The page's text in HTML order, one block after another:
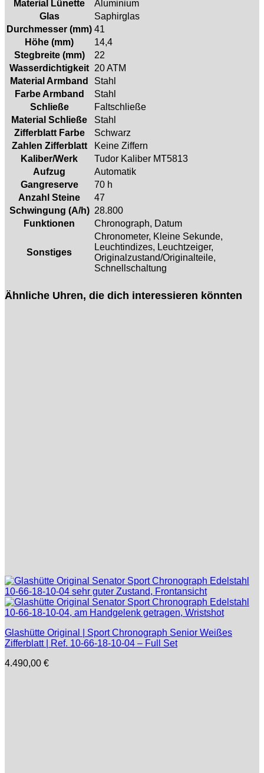
Material Lünette
Aluminium
Glas
Saphirglas
Durchmesser (mm) 41
Höhe (mm)
14,4
Stegbreite (mm)
22
Wasserdichtigkeit 20 ATM
Material Armband
Stahl
Farbe Armband
Stahl
Schließe
Faltschließe
Material Schließe
Stahl
Zifferblatt Farbe
Schwarz
Zahlen Zifferblatt
Keine Ziffern
Kaliber/Werk
Tudor Kaliber MT5813
Aufzug
Automatik
Gangreserve
70 h
Anzahl Steine
47
Schwingung (A/h) 28.800
Funktionen
Chronograph, Datum
Sonstiges
Chronometer, Kleine Sekunde,
Leuchtindizes, Leuchtzeiger,
Originalzustand/Originalteile,
Schnellschaltung
Ähnliche Uhren, die dich interessieren könnten
Glashütte Original | Sport Chronograph Senior Weißes
Zifferblatt | Ref. 10-66-18-10-04 – Full Set
4.490,00 €